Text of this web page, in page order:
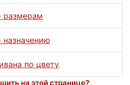
размерам
по цвету
на этой странице?